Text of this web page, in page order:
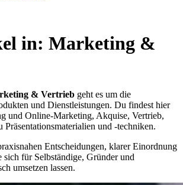
in: Marketing &
& Vertrieb geht es um die
und Dienstleistungen. Du findest hier
und Online-Marketing, Akquise, Vertrieb,
und -techniken.
Entscheidungen, klarer Einordnung
sich für Selbständige, Gründer und
umsetzen lassen.